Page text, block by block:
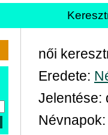
női
Eredete:
Jelentése:
Névnapok: